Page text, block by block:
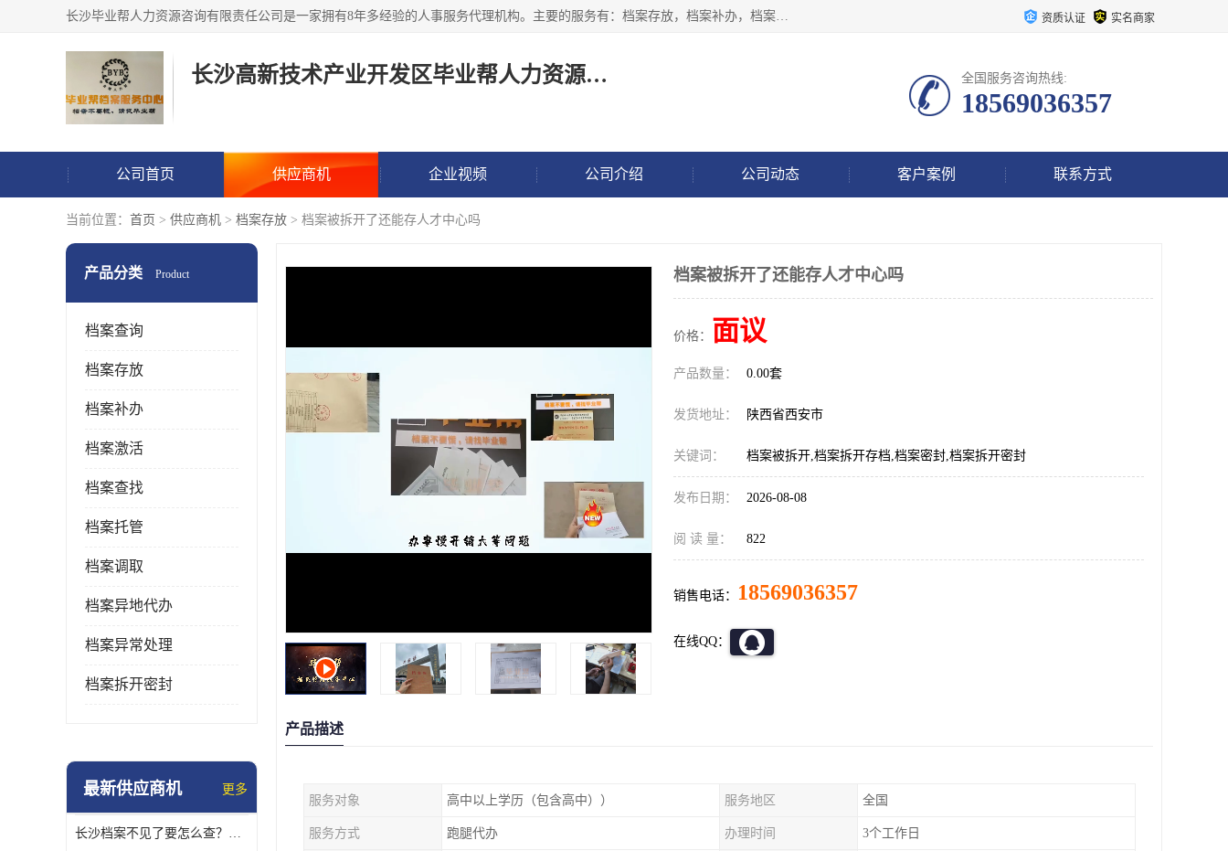
长沙毕业帮人力资源咨询有限责任公司是一家拥有8年多经验的人事服务代理机构。主要的服务有：档案存放，档案补办，档案激活，档案查询，档案查找，档案托管，档案调取，档案异地代办，档案异常处理 等；提供毕业档案处理、人事档案服务、商务代理代办、个人档案等服务，同时办事过程全程与客户沟通，确保真实、安全、可靠！ 资质认证 实名商家
长沙高新技术产业开发区毕业帮人力资源咨询有限责任公司 全国服务咨询热线:
18569036357
公司首页 供应商机 企业视频 公司介绍 公司动态 客户案例 联系方式
当前位置： 首页 > 供应商机 > 档案存放 > 档案被拆开了还能存人才中心吗
产品分类 Product
档案查询
档案存放
档案补办
档案激活
档案查找
档案托管
档案调取
档案异地代办
档案异常处理
档案拆开密封
最新供应商机 更多
长沙档案不见了要怎么查？档案查询 档案补办
档案被拆开了还能存人才中心吗
价格： 面议
产品数量： 0.00套
发货地址： 陕西省西安市
关键词： 档案被拆开,档案拆开存档,档案密封,档案拆开密封
发布日期： 2026-08-08
阅 读 量： 822
销售电话： 18569036357
在线QQ：
产品描述
服务对象 高中以上学历（包含高中）） 服务地区 全国
服务方式 跑腿代办 办理时间 3个工作日